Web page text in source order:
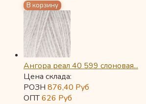
Ангора реал 40 599 слоновая...
Цена склада:
РОЗН 876,40 Руб
ОПТ626 Руб